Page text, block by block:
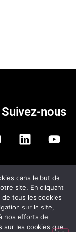
Suivez-nous
dans le but de
site. En cliquant
de tous les cookies
sur le site,
nos efforts de
sur les cookies que